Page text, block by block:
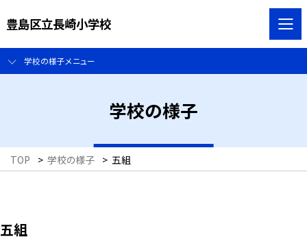
豊島区立長崎小学校
学校の様子メニュー
学校の様子
TOP > 学校の様子 > 五組
五組